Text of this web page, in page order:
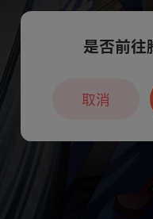
本章节仅支
是否前往
取消